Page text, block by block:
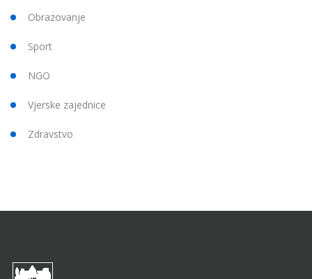
Obrazovanje
Sport
NGO
Vjerske zajednice
Zdravstvo